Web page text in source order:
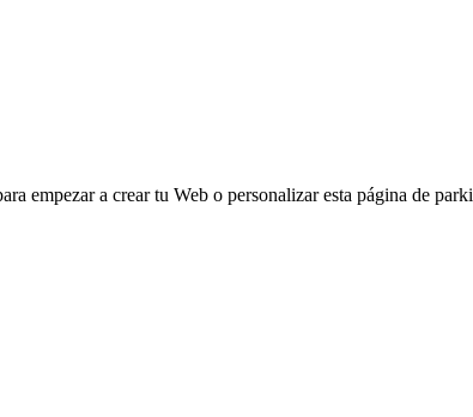
empezar a crear tu Web o personalizar esta página de